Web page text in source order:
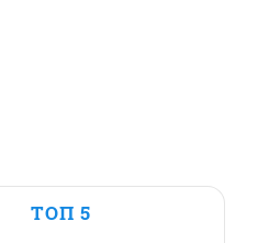
ТОП 5